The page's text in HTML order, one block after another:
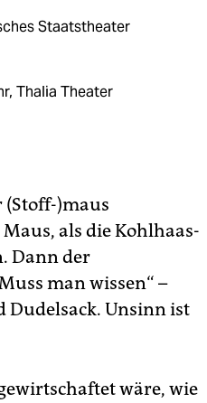
Staatstheater
Thalia Theater
)maus
als die Kohlhaas-
Dann der
man wissen“ –
Unsinn ist
wäre, wie